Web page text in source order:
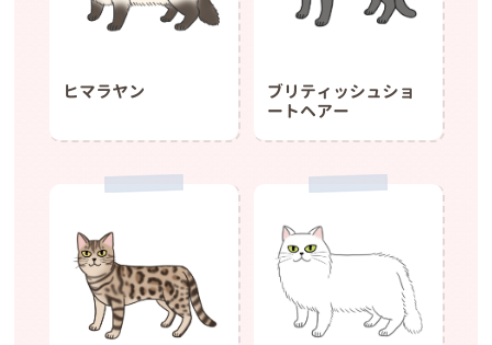
ヒマラヤン
ブリティッシュショ
ートヘアー